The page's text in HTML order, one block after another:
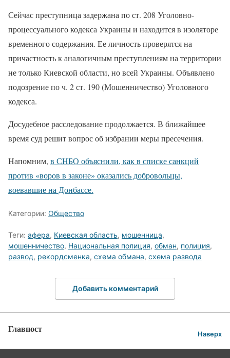
Сейчас преступница задержана по ст. 208 Уголовно-
процессуального кодекса Украины и находится в изоляторе
временного содержания. Ее личность проверятся на
причастность к аналогичным преступлениям на территории
не только Киевской области, но всей Украины. Объявлено
подозрение по ч. 2 ст. 190 (Мошенничество) Уголовного
кодекса.
Досудебное расследование продолжается. В ближайшее
время суд решит вопрос об избрании меры пресечения.
Напомним, в СНБО объяснили, как в списке санкций
против «воров в законе» оказались добровольцы,
воевавшие на Донбассе.
Категории: Общество
Теги: афера, Киевская область, мошенница,
мошенничество, Национальная полиция, обман, полиция,
развод, рекордсменка, схема обмана, схема развода
Добавить комментарий
Главпост Наверх